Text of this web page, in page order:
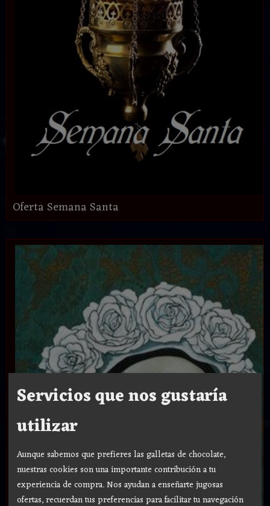
Oferta Semana Santa
Servicios que nos gustaría
utilizar
Aunque sabemos que prefieres las galletas de chocolate,
nuestras cookies son una importante contribución a tu
experiencia de compra. Nos ayudan a enseñarte jugosas
ofertas, recuerdan tus preferencias para facilitar tu navegación